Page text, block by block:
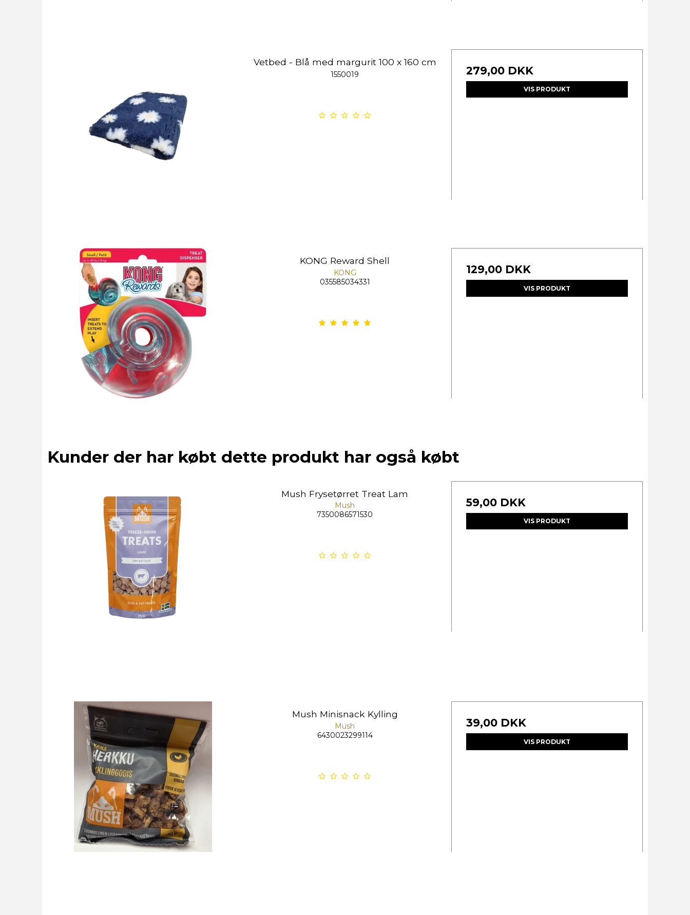
Vetbed - Blå med margurit 100 x 160 cm
1550019 279,00 DKK
VIS PRODUKT
KONG Reward Shell
KONG
035585034331
129,00 DKK
VIS PRODUKT
Kunder der har købt dette produkt har også købt
Mush Frysetørret Treat Lam
Mush
7350086571530
59,00 DKK
VIS PRODUKT
Mush Minisnack Kylling
Mush
6430023299114
39,00 DKK
VIS PRODUKT